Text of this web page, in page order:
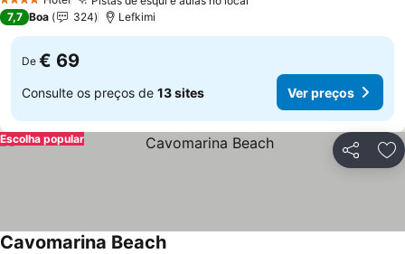
4 Estrelas
7,7 Boa 324 Lefkimi
De € 69
Consulte os preços de 13 sites Ver preços
Partilhar
Escolha popular
Cavomarina Beach